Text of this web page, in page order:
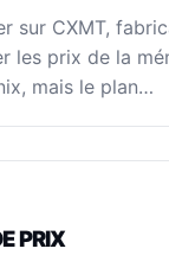
sur CXMT,
les prix de la
mais le plan…
PRIX